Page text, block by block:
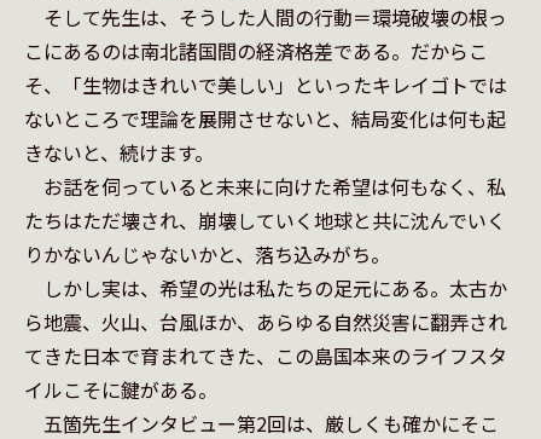
そして先生は、そうした人間の行動＝環境破壊の根っ
こにあるのは南北諸国間の経済格差である。だからこ
そ、「生物はきれいで美しい」といったキレイゴトでは
ないところで理論を展開させないと、結局変化は何も起
きないと、続けます。
お話を伺っていると未来に向けた希望は何もなく、私
たちはただ壊され、崩壊していく地球と共に沈んでいく
りかないんじゃないかと、落ち込みがち。
しかし実は、希望の光は私たちの足元にある。太古か
ら地震、火山、台風ほか、あらゆる自然災害に翻弄され
てきた日本で育まれてきた、この島国本来のライフスタ
イルこそに鍵がある。
五箇先生インタビュー第2回は、厳しくも確かにそこ